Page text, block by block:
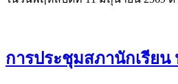
การประชุมสภานักเรียน